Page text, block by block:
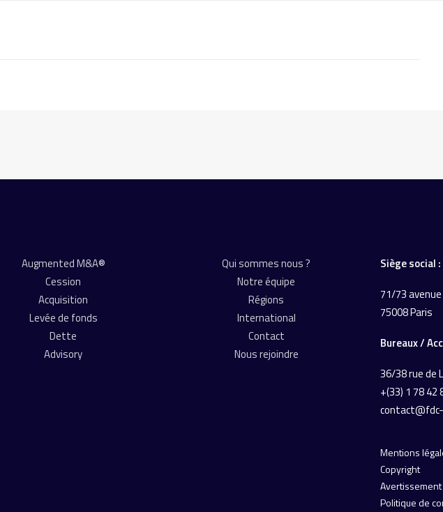
Augmented M&A®
Cession
Acquisition
Levée de fonds
Dette
Advisory
Qui sommes nous ?
Notre équipe
Régions
International
Contact
Nous rejoindre
Siège social :
71/73
75008 Paris
Bureaux /
36/38 rue de
+(33) 1 78 42
Mentions
Copyright
Avertissement
Politique de